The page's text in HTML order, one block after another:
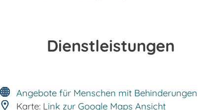
Dienstleistungen
Angebote für Menschen mit Behinderungen
Karte: Link zur Google Maps Ansicht